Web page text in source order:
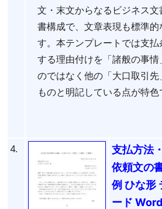
文・末文からなるビジネス
書構成で、文章表現も標準的
す。本テンプレートでは支
する理由付けを「諸般の事
のではなく他の「大口取引
ものと明記している点が特色
4.
支払方法
依頼文の
例 ひな形
ード